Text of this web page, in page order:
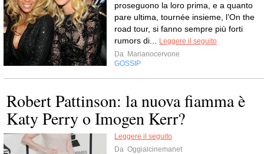
proseguono la loro prima, e a quanto
pare ultima, tournée insieme, l’On the
road tour, si fanno sempre più forti
rumors di...
Leggere il seguito
Da Marianocervone
GOSSIP
Robert Pattinson: la nuova fiamma è
Katy Perry o Imogen Kerr?
Leggere il seguito
Da Oggialcinemanet